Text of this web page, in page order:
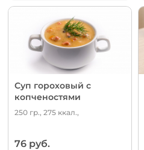
Суп гороховый с
копченостями
250 гр., 275 ккал.,
76 руб.